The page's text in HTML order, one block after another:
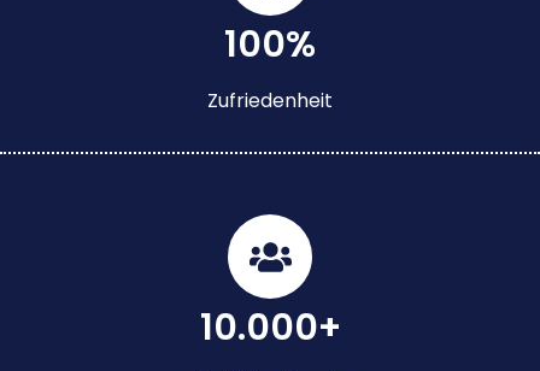
100%
Zufriedenheit
10.000+